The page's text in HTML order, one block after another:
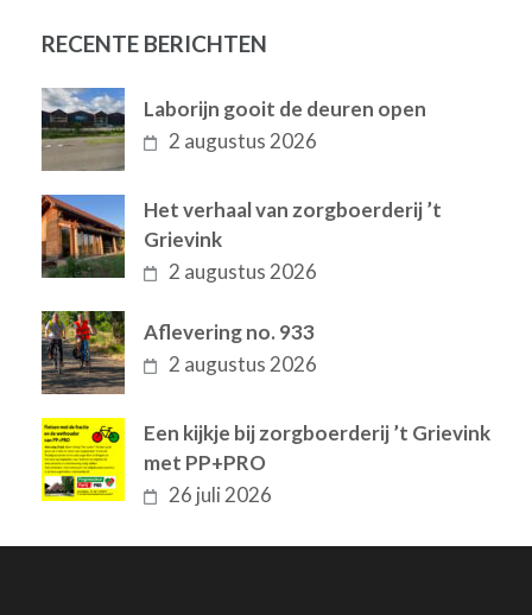
RECENTE BERICHTEN
Laborijn gooit de deuren open
2 augustus 2026
Het verhaal van zorgboerderij ’t
Grievink
2 augustus 2026
Aflevering no. 933
2 augustus 2026
Een kijkje bij zorgboerderij ’t Grievink
met PP+PRO
26 juli 2026